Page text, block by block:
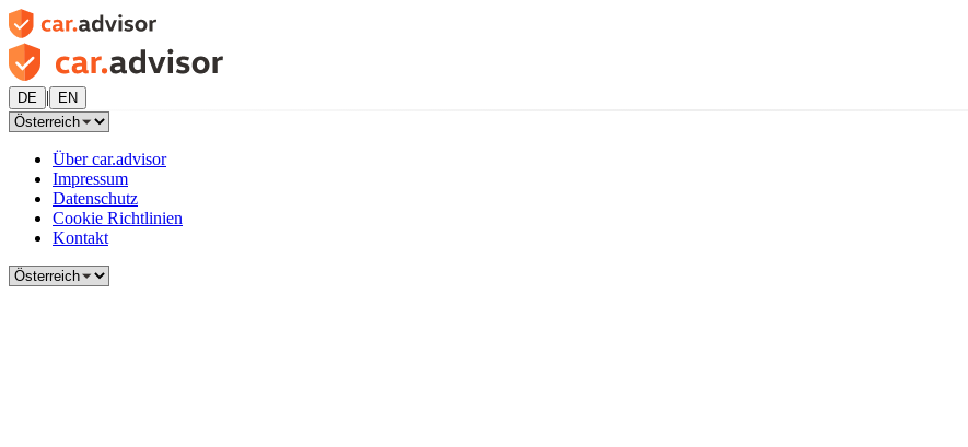
DE | EN
Über car.advisor
Impressum
Datenschutz
Cookie Richtlinien
Kontakt